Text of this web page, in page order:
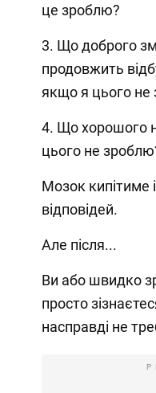
це зроблю?
3. Що доброго
продовжить
якщо я цього не
4. Що хорошого
цього не
Мозок кипітиме
відповідей.
Але після...
Ви або швидко
просто
насправді не